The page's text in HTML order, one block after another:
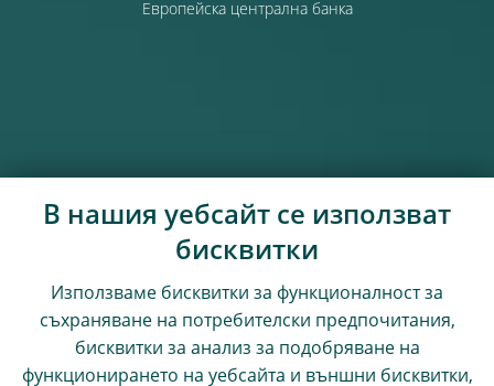
Европейска централна банка
В нашия уебсайт се използват
бисквитки
Използваме бисквитки за функционалност за
съхраняване на потребителски предпочитания,
бисквитки за анализ за подобряване на
функционирането на уебсайта и външни бисквитки,